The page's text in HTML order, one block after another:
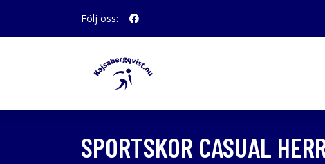
Följ oss:
SPORTSKOR CASUAL